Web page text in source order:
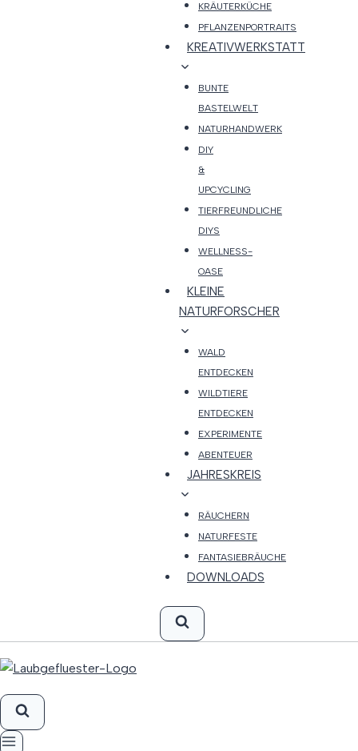
KRÄUTERKÜCHE
PFLANZENPORTRAITS
KREATIVWERKSTATT
BUNTE
BASTELWELT
NATURHANDWERK
DIY
&
UPCYCLING
TIERFREUNDLICHE
DIYS
WELLNESS-
OASE
KLEINE
NATURFORSCHER
WALD
ENTDECKEN
WILDTIERE
ENTDECKEN
EXPERIMENTE
ABENTEUER
JAHRESKREIS
RÄUCHERN
NATURFESTE
FANTASIEBRÄUCHE
DOWNLOADS